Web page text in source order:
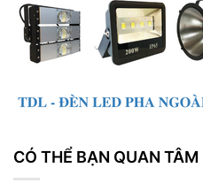
CÓ THỂ BẠN QUAN TÂM